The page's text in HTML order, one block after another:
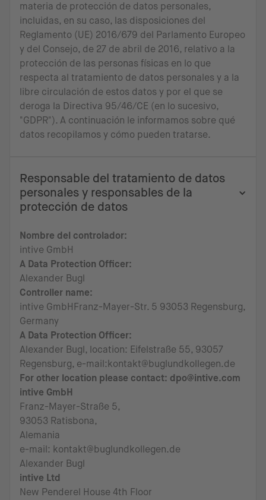
materia de protección de datos personales,
incluidas, en su caso, las disposiciones del
Reglamento (UE) 2016/679 del Parlamento Europeo
y del Consejo, de 27 de abril de 2016, relativo a la
protección de las personas físicas en lo que
respecta al tratamiento de datos personales y a la
libre circulación de estos datos y por el que se
deroga la Directiva 95/46/CE (en lo sucesivo,
"GDPR"). A continuación le informamos sobre qué
datos recopilamos y cómo pueden tratarse.
Responsable del tratamiento de datos
personales y responsables de la
protección de datos
Nombre del controlador:
intive GmbH
A Data Protection Officer:
Alexander Bugl
Controller name:
intive GmbHFranz-Mayer-Str. 5 93053 Regensburg,
Germany
A Data Protection Officer:
Alexander Bugl, location: Eifelstraße 55, 93057
Regensburg, e-mail:kontakt@buglundkollegen.de
For other location please contact: dpo@intive.com
intive GmbH
Franz-Mayer-Straße 5,
93053 Ratisbona,
Alemania
e-mail: kontakt@buglundkollegen.de
Alexander Bugl
intive Ltd
New Penderel House 4th Floor